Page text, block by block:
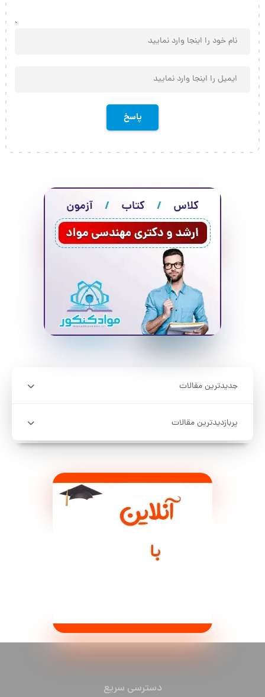
جدیدترین مقالات
پربازدیدترین مقالات
دسترسی سریع